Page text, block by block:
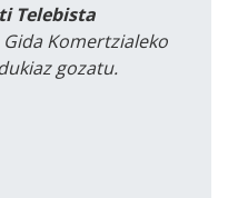
Telebista
Komertzialeko
gozatu.